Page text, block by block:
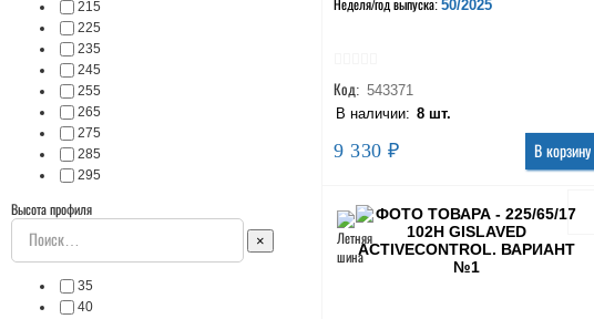
215
225
235
245
255
265
275
285
295
Высота профиля
×
35
40
Неделя/год выпуска:50/2025
Код: 543371
В наличии: 8 шт.
9 330 ₽ В корзину